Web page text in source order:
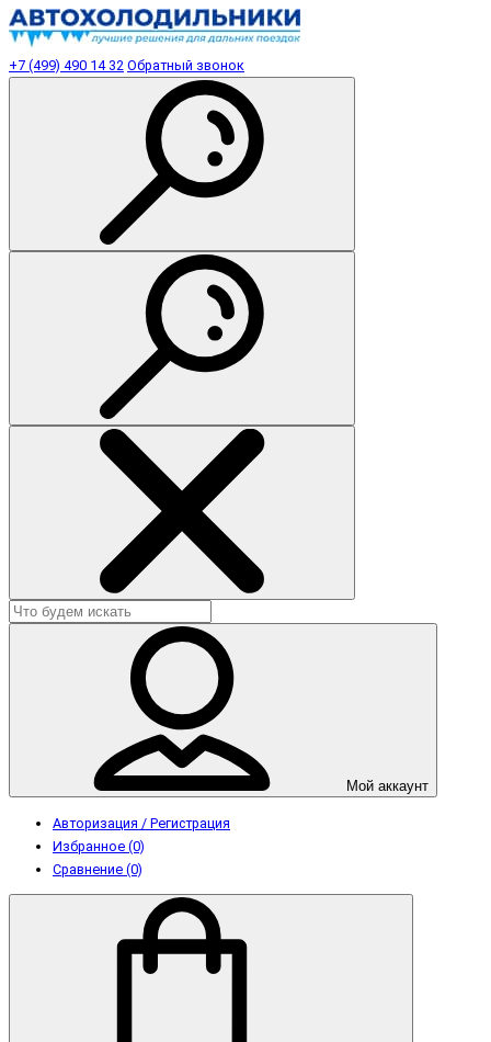
+7 (499) 490 14 32 Обратный звонок
Мой аккаунт
Авторизация / Регистрация
Избранное (0)
Сравнение (0)